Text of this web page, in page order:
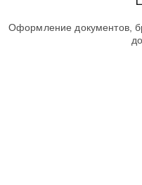
Оформление документов,